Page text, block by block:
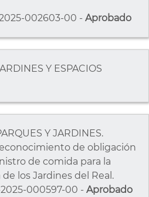
002603-00 - Aprobado
Y ESPACIOS
Y JARDINES.
de obligación
de comida para la
los Jardines del Real.
000597-00 - Aprobado